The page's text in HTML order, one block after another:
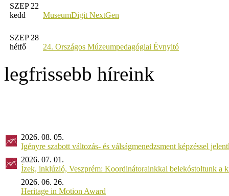
SZEP 22
kedd
MuseumDigit NextGen
SZEP 28
hétfő
24. Országos Múzeumpedagógiai Évnyitó
legfrissebb híreink
2026. 08. 05.
Igényre szabott változás- és válságmenedzsment képzéssel
2026. 07. 01.
Ízek, inklúzió, Veszprém: Koordinátorainkkal belekóstoltunk a
2026. 06. 26.
Heritage in Motion Award